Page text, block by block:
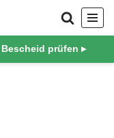
Bescheid prüfen ▸